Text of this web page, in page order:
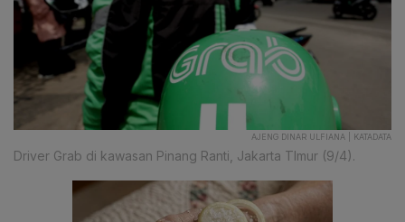
AJENG DINAR ULFIANA | KATADATA
Driver Grab di kawasan Pinang Ranti, Jakarta TImur (9/4).